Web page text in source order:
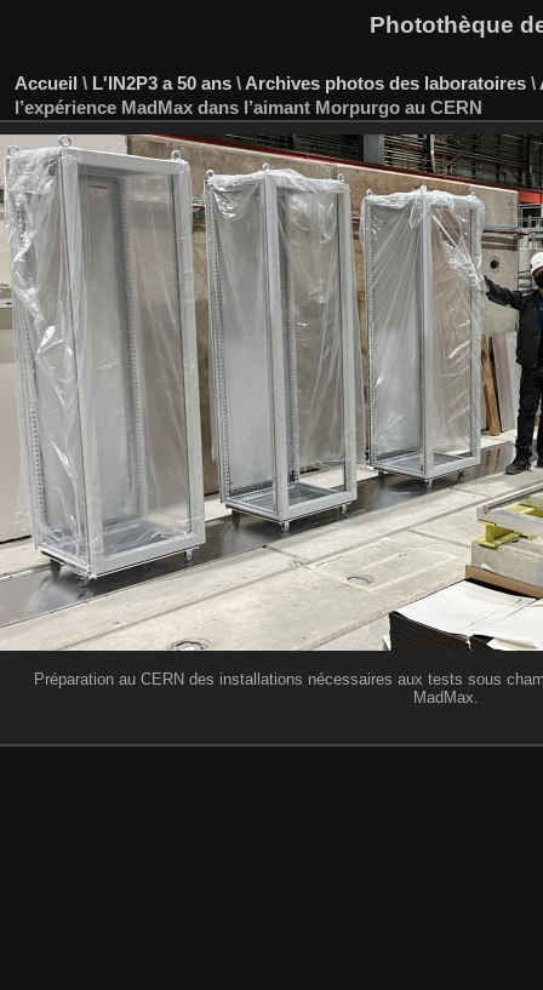
Photothèque
Accueil \ L'IN2P3 a 50 ans \ Archives photos des laboratoires \
l’expérience MadMax dans l’aimant Morpurgo au CERN
Préparation au CERN des installations nécessaires aux tests sous
MadMax.